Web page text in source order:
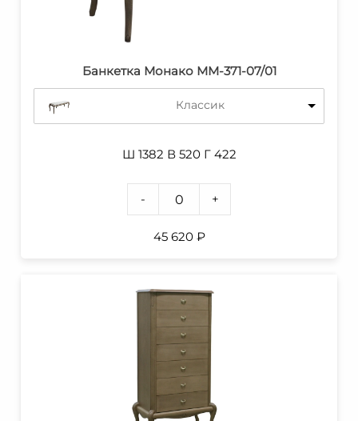
Банкетка Монако ММ-371-07/01
Классик
Ш 1382 В 520 Г 422
- +
45 620 ₽